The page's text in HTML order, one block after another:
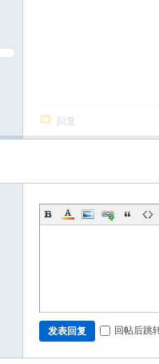
回复
发表回复 回帖后跳